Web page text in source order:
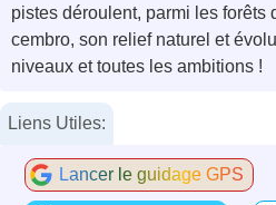
pistes déroulent, parmi les forêts
cembro, son relief naturel et
niveaux et toutes les ambitions !
Liens Utiles:
Lancer le guidage GPS